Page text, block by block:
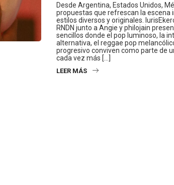
Desde Argentina, Estados Unidos,
propuestas que refrescan la escena
estilos diversos y originales.
RNDN junto a Angie y philojain
sencillos donde el pop luminoso, la
alternativa, el reggae pop
progresivo conviven como parte de
cada vez más […]
LEER MÁS